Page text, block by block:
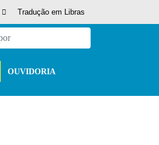
Tradução em Libras
OUVIDORIA